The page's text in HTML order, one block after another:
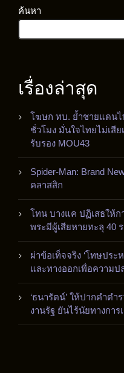
ค้นหา
เรื่องล่าสุด
โฆษก ทบ. ย้ำชายแดนไ
ชั่วโมง มั่นใจไทยไม่เสี
รับรอง MOU43
Spider-Man: Brand
คลาสสิก
โทน บางแค ปฏิเสธให้
พระมีผู้เสียหายทะลุ 40
ผ่าข้อเท็จจริง ‘โทษปร
และทางออกเพื่อความ
‘ธนารัตน์’ ให้ปากคำต
งานรัฐ ยันไร้นัยทางการ